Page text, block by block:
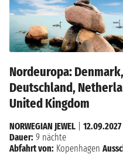
Nordeuropa:
Deutschland,
United Kingdom
NORWEGIAN JEWEL
12.09.2027
Dauer: 9 nächte
Abfahrt von: Kopenhagen